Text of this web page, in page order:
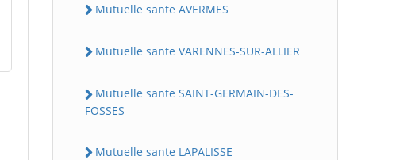
Mutuelle sante AVERMES
Mutuelle sante VARENNES-SUR-ALLIER
Mutuelle sante SAINT-GERMAIN-DES-
FOSSES
Mutuelle sante LAPALISSE